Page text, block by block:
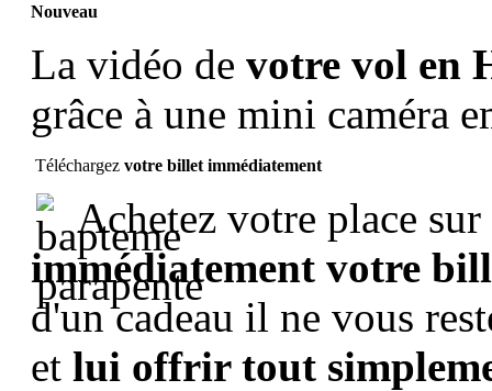
Nouveau
La vidéo de votre vol en
grâce à une mini caméra
Téléchargez votre billet immédiatement
Achetez votre place
immédiatement votre
d'un cadeau il ne vous
et lui offrir tout